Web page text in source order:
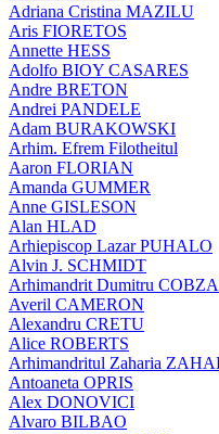
Adriana Cristina MAZILU
Aris FIORETOS
Annette HESS
Adolfo BIOY CASARES
Andre BRETON
Andrei PANDELE
Adam BURAKOWSKI
Arhim. Efrem Filotheitul
Aaron FLORIAN
Amanda GUMMER
Anne GISLESON
Alan HLAD
Arhiepiscop Lazar PUHALO
Alvin J. SCHMIDT
Arhimandrit Dumitru
Averil CAMERON
Alexandru CRETU
Alice ROBERTS
Arhimandritul Zaharia
Antoaneta OPRIS
Alex DONOVICI
Alvaro BILBAO